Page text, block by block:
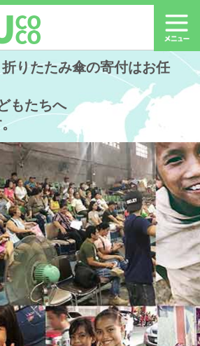
りたたみ傘の寄付はお任
もたちへ